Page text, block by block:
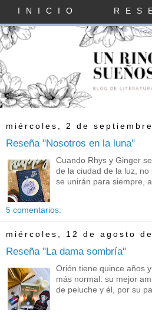
INICIO
miércoles, 2 de
Reseña "Nosotros en la luna"
Cuando Rhys y Ginger
de la ciudad de la luz,
se unirán para siempre, a
5 comentarios:
miércoles, 12 de agosto
Reseña "La dama sombría"
Orión tiene quince años
más normal: su mejor
de peluche y él, por su